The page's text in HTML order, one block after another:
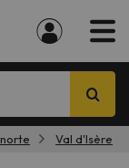
Val d'Isère